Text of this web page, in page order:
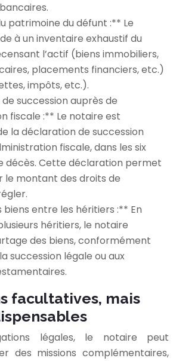
patrimoine du défunt :** Le
à un inventaire exhaustif du
l’actif (biens immobiliers,
placements financiers, etc.)
impôts, etc.).
succession auprès de
fiscale :** Le notaire est
la déclaration de succession
fiscale, dans les six
décès. Cette déclaration permet
le montant des droits de
entre les héritiers :** En
héritiers, le notaire
des biens, conformément
succession légale ou aux
facultatives, mais
légales, le notaire peut
des missions complémentaires,